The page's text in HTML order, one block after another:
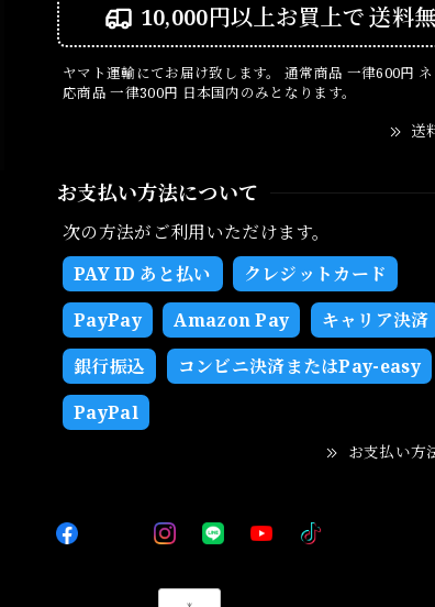
10,000円以上お買上で送料
ヤマト運輸にてお届け致します。 通常商品 一律600円
応商品 一律300円 日本国内のみとなります。
送
お支払い方法について
次の方法がご利用いただけます。
PAY ID あと払い
クレジットカード
PayPay
Amazon Pay
キャリア決済
銀行振込
コンビニ決済またはPay-easy
PayPal
お支払い方